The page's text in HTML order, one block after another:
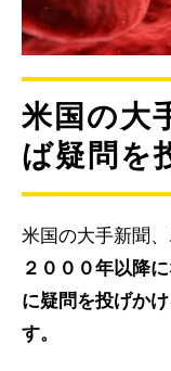
米国の大
ば疑問を
米国の大手新聞、
２０００年以降
に疑問を投げか
す。